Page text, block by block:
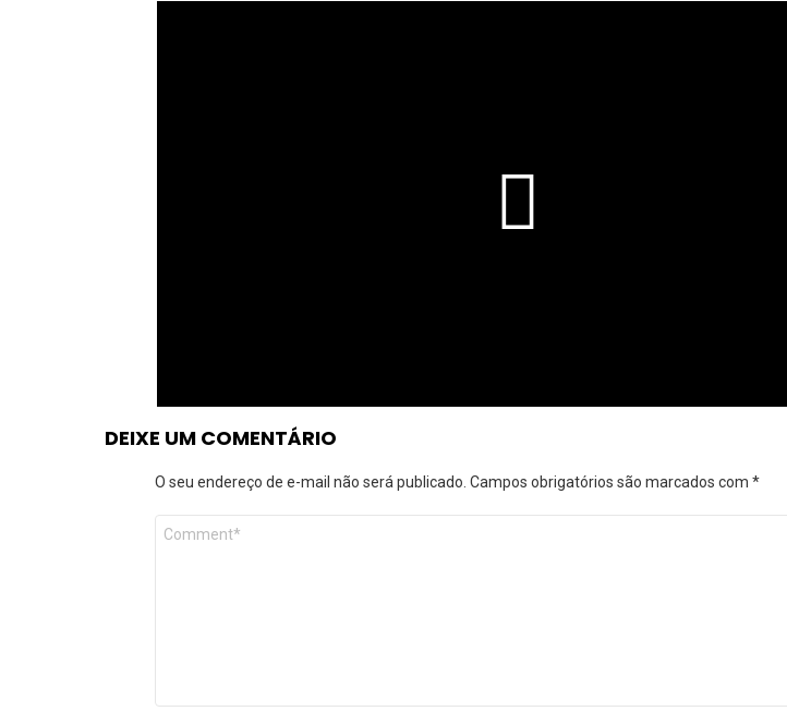
DEIXE UM COMENTÁRIO
O seu endereço de e-mail não será publicado. Campos obrigatórios são marcados com *
Comentário